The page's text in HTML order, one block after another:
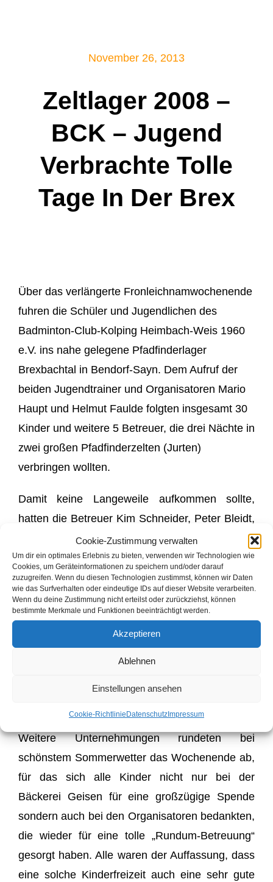
Cookie-Zustimmung verwalten
Um dir ein optimales Erlebnis zu bieten, verwenden wir Technologien wie
Cookies, um Geräteinformationen zu speichern und/oder darauf
zuzugreifen. Wenn du diesen Technologien zustimmst, können wir Daten
wie das Surfverhalten oder eindeutige IDs auf dieser Website verarbeiten.
Wenn du deine Zustimmung nicht erteilst oder zurückziehst, können
bestimmte Merkmale und Funktionen beeinträchtigt werden.
Akzeptieren
Ablehnen
Einstellungen ansehen
Cookie-RichtlinieDatenschutzImpressum
November 26, 2013
Zeltlager 2008 –
BCK – Jugend
Verbrachte Tolle
Tage In Der Brex
Über das verlängerte Fronleichnamwochenende
fuhren die Schüler und Jugendlichen des
Badminton-Club-Kolping Heimbach-Weis 1960
e.V. ins nahe gelegene Pfadfinderlager
Brexbachtal in Bendorf-Sayn. Dem Aufruf der
beiden Jugendtrainer und Organisatoren Mario
Haupt und Helmut Faulde folgten insgesamt 30
Kinder und weitere 5 Betreuer, die drei Nächte in
zwei großen Pfadfinderzelten (Jurten)
verbringen wollten.
Damit keine Langeweile aufkommen sollte,
hatten die Betreuer Kim Schneider, Peter Bleidt,
Jasmin Nett, Maike Auer und Nadine Schellert
verschiedene Programmpunkte vorbereitet.
Neben zwei Nachtwanderungen zu den Höhlen
und zum Römerturm und einer Stafette bildete
die Lagerolympiade das Highlight des
diesjährigen Lagers.
Weitere Unternehmungen rundeten bei
schönstem Sommerwetter das Wochenende ab,
für das sich alle Kinder nicht nur bei der
Bäckerei Geisen für eine großzügige Spende
sondern auch bei den Organisatoren bedankten,
die wieder für eine tolle „Rundum-Betreuung“
gesorgt haben. Alle waren der Auffassung, dass
eine solche Kinderfreizeit auch eine sehr gute